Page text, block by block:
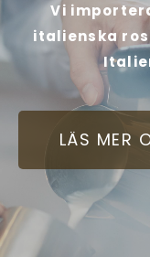
Vi
italienska
LÄS MER